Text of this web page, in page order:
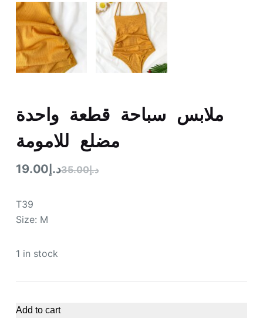
ملابس سباحة قطعة واحدة
مضلع للامومة
د.إ35.00د.إ 19.00
T39
Size: M
1 in stock
Add to cart